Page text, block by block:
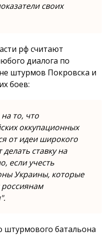
своих
рф считают
диалога по
штурмов Покровска и
боев:
то, что
оккупационных
от идеи широкого
ставку на
если учесть
Украины, которые
штурмового батальона